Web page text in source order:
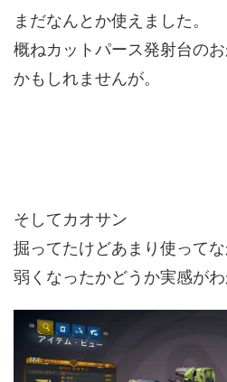
まだなんとか使えました。
概ねカットパース発射台の
かもしれませんが。
そしてカオサン
掘ってたけどあまり使って
弱くなったかどうか実感がわ